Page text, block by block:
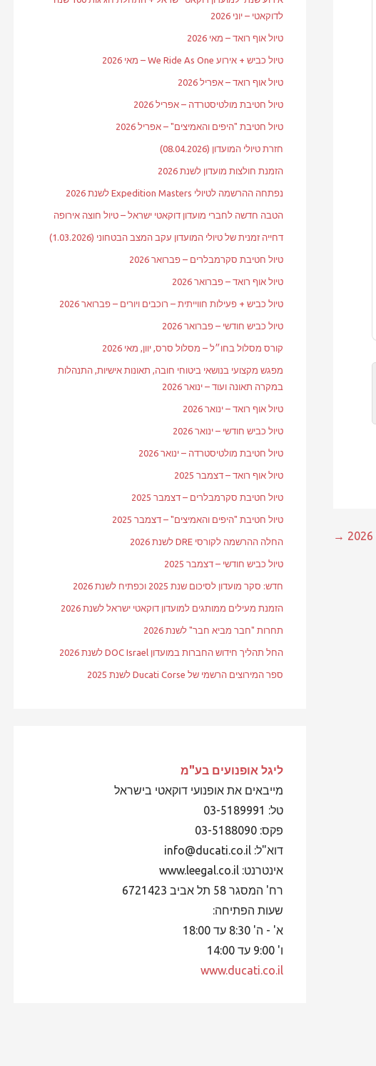
לדוקאטי – יוני 2026
טיול אוף רואד – מאי 2026
טיול כביש + אירוע We Ride As One – מאי 2026
טיול אוף רואד – אפריל 2026
טיול חטיבת מולטיסטרדה – אפריל 2026
טיול חטיבת "היפים והאמיצים" – אפריל 2026
חזרת טיולי המועדון (08.04.2026)
הזמנת חולצות מועדון לשנת 2026
נפתחה ההרשמה לטיולי Expedition Masters לשנת 2026
הטבה חדשה לחברי מועדון דוקאטי ישראל – טיול חוצה אירופה
דחייה זמנית של טיולי המועדון עקב המצב הבטחוני (1.03.2026)
טיול חטיבת סקרמבלרים – פברואר 2026
טיול אוף רואד – פברואר 2026
טיול כביש + פעילות חווייתית – רוכבים ויורים – פברואר 2026
טיול כביש חודשי – פברואר 2026
קורס מסלול בחו״ל – מסלול סרס, יוון, מאי 2026
מפגש מקצועי בנושאי ביטוחי חובה, תאונות אישיות, התנהלות
במקרה תאונה ועוד – ינואר 2026
טיול אוף רואד – ינואר 2026
טיול כביש חודשי – ינואר 2026
טיול חטיבת מולטיסטרדה – ינואר 2026
טיול אוף רואד – דצמבר 2025
טיול חטיבת סקרמבלרים – דצמבר 2025
טיול חטיבת "היפים והאמיצים" – דצמבר 2025
החלה ההרשמה לקורסי DRE לשנת 2026
טיול כביש חודשי – דצמבר 2025
חדש: סקר מועדון לסיכום שנת 2025 וכפתיח לשנת 2026
הזמנת מעילים ממותגים למועדון דוקאטי ישראל לשנת 2026
תחרות "חבר מביא חבר" לשנת 2026
החל תהליך חידוש החברות במועדון DOC Israel לשנת 2026
ספר המירוצים הרשמי של Ducati Corse לשנת 2025
ליגל אופנועים בע"מ
מייבאים את אופנועי דוקאטי בישראל
טל: 03-5189991
פקס: 03-5188090
דוא"ל: info@ducati.co.il
אינטרנט: www.leegal.co.il
רח' המסגר 58 תל אביב 6721423
שעות הפתיחה:
א' - ה' 8:30 עד 18:00
ו' 9:00 עד 14:00
www.ducati.co.il